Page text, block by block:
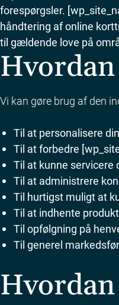
forespørgsler.
håndtering af online
til gældende love på
Vi kan gøre brug af den
Til at personalisere
Til at forbedre
Til at kunne servicere
Til at administrere
Til hurtigst muligt at
Til at indhente
Til opfølgning på
Til generel